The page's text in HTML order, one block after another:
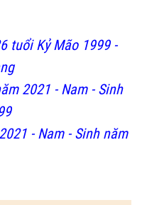
tuổi Kỷ Mão 1999 -
2021 - Nam - Sinh
- Nam - Sinh năm